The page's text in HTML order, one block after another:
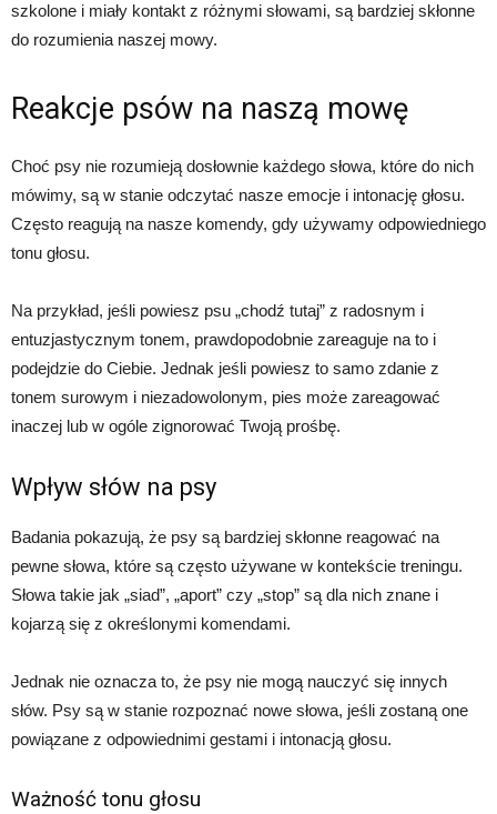
szkolone i miały kontakt z różnymi słowami, są bardziej skłonne
do rozumienia naszej mowy.
Reakcje psów na naszą mowę
Choć psy nie rozumieją dosłownie każdego słowa, które do nich
mówimy, są w stanie odczytać nasze emocje i intonację głosu.
Często reagują na nasze komendy, gdy używamy odpowiedniego
tonu głosu.
Na przykład, jeśli powiesz psu „chodź tutaj” z radosnym i
entuzjastycznym tonem, prawdopodobnie zareaguje na to i
podejdzie do Ciebie. Jednak jeśli powiesz to samo zdanie z
tonem surowym i niezadowolonym, pies może zareagować
inaczej lub w ogóle zignorować Twoją prośbę.
Wpływ słów na psy
Badania pokazują, że psy są bardziej skłonne reagować na
pewne słowa, które są często używane w kontekście treningu.
Słowa takie jak „siad”, „aport” czy „stop” są dla nich znane i
kojarzą się z określonymi komendami.
Jednak nie oznacza to, że psy nie mogą nauczyć się innych
słów. Psy są w stanie rozpoznać nowe słowa, jeśli zostaną one
powiązane z odpowiednimi gestami i intonacją głosu.
Ważność tonu głosu